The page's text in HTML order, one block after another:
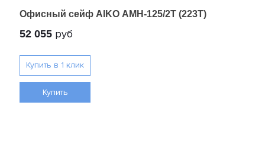
Офисный сейф AIKO AMH-125/2T (223T)
52 055 руб
Купить